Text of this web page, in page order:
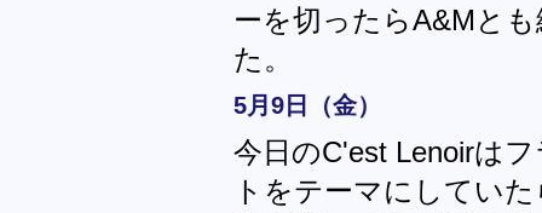
ーを切ったらA&Mと
た。
5月9日（金）
今日のC'est Lenoirは
トをテーマにしてい